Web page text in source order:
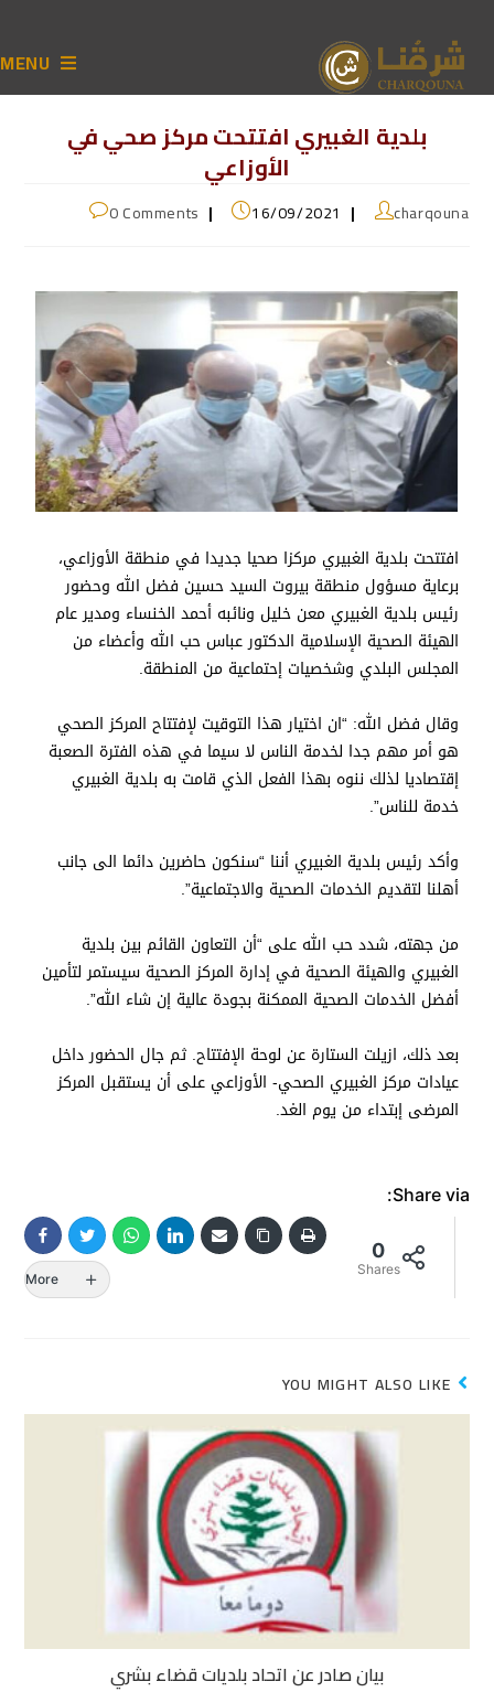
MENU
بلدية الغبيري افتتحت مركز صحي في
الأوزاعي
charqouna
16/09/2021
0 Comments
افتتحت بلدية الغبيري مركزا صحيا جديدا في منطقة الأوزاعي،
برعاية مسؤول منطقة بيروت السيد حسين فضل الله وحضور
رئيس بلدية الغبيري معن خليل ونائبه أحمد الخنساء ومدير عام
الهيئة الصحية الإسلامية الدكتور عباس حب الله وأعضاء من
المجلس البلدي وشخصيات إحتماعية من المنطقة.
وقال فضل الله: “ان اختيار هذا التوقيت لإفتتاح المركز الصحي
هو أمر مهم جدا لخدمة الناس لا سيما في هذه الفترة الصعبة
إقتصاديا لذلك ننوه بهذا الفعل الذي قامت به بلدية الغبيري
خدمة للناس”.
وأكد رئيس بلدية الغبيري أننا “سنكون حاضرين دائما الى جانب
أهلنا لتقديم الخدمات الصحية والاجتماعية”.
من جهته، شدد حب الله على “أن التعاون القائم بين بلدية
الغبيري والهيئة الصحية في إدارة المركز الصحية سيستمر لتأمين
أفضل الخدمات الصحية الممكنة بجودة عالية إن شاء الله”.
بعد ذلك، ازيلت الستارة عن لوحة الإفتتاح. ثم جال الحضور داخل
عيادات مركز الغبيري الصحي- الأوزاعي على أن يستقبل المركز
المرضى إبتداء من يوم الغد.
Share via:
0
Shares
More
YOU MIGHT ALSO LIKE
بيان صادر عن اتحاد بلديات قضاء بشري